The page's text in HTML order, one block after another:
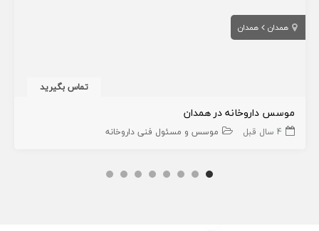
همدان همدان
تماس بگیرید
موسس داروخانه در همدان
4 سال قبل موسس و مسئول فنی داروخانه